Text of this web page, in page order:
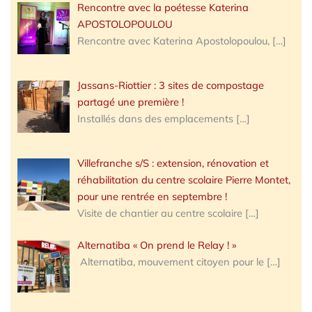
Rencontre avec la poétesse Katerina
APOSTOLOPOULOU
Rencontre avec Katerina Apostolopoulou, […]
Jassans-Riottier : 3 sites de compostage
partagé une première !
Installés dans des emplacements […]
Villefranche s/S : extension, rénovation et
réhabilitation du centre scolaire Pierre Montet,
pour une rentrée en septembre !
Visite de chantier au centre scolaire […]
Alternatiba « On prend le Relay ! »
Alternatiba, mouvement citoyen pour le […]